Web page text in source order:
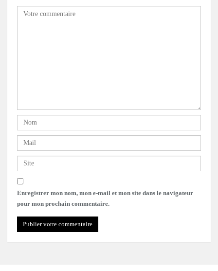
Enregistrer mon nom, mon e-mail et mon site dans le navigateur
pour mon prochain commentaire.